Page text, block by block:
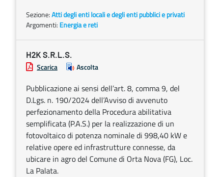
Sezione:Atti degli enti locali e degli enti pubblici e privati
Argomenti: Energia e reti
H2K S.R.L.S.
Scarica Ascolta
Pubblicazione ai sensi dell’art. 8, comma 9, del
D.Lgs. n. 190/2024 dell’Avviso di avvenuto
perfezionamento della Procedura abilitativa
semplificata (P.A.S.) per la realizzazione di un
fotovoltaico di potenza nominale di 998,40 kW e
relative opere ed infrastrutture connesse, da
ubicare in agro del Comune di Orta Nova (FG), Loc.
La Palata.